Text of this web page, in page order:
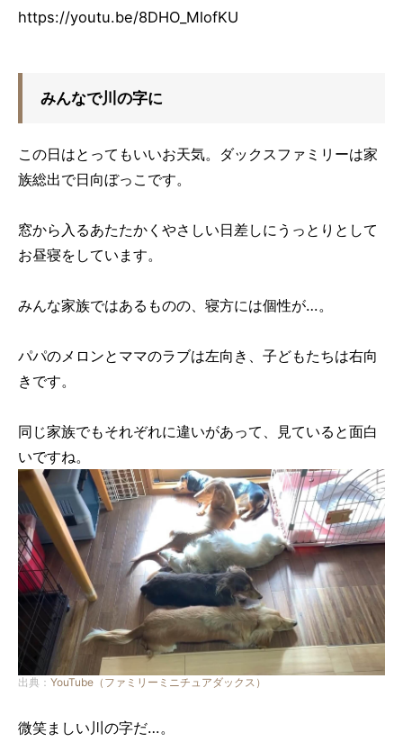
https://youtu.be/8DHO_MlofKU
みんなで川の字に
この日はとってもいいお天気。ダックスファミリーは家
族総出で日向ぼっこです。
窓から入るあたたかくやさしい日差しにうっとりとして
お昼寝をしています。
みんな家族ではあるものの、寝方には個性が…。
パパのメロンとママのラブは左向き、子どもたちは右向
きです。
同じ家族でもそれぞれに違いがあって、見ていると面白
いですね。
出典： YouTube（ファミリーミニチュアダックス）
微笑ましい川の字だ…。